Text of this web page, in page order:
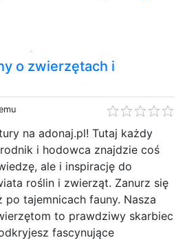
o zwierzętach i
na adonaj.pl! Tutaj każdy
i hodowca znajdzie coś
ale i inspirację do
roślin i zwierząt. Zanurz się
tajemnicach fauny. Nasza
to prawdziwy skarbiec
fascynujące